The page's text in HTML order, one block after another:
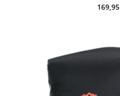
169,95